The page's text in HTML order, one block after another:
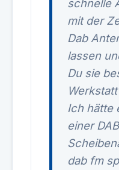
schnelle
mit der
Dab
lassen
Du sie
Ich hätte
einer DAB
dab fm